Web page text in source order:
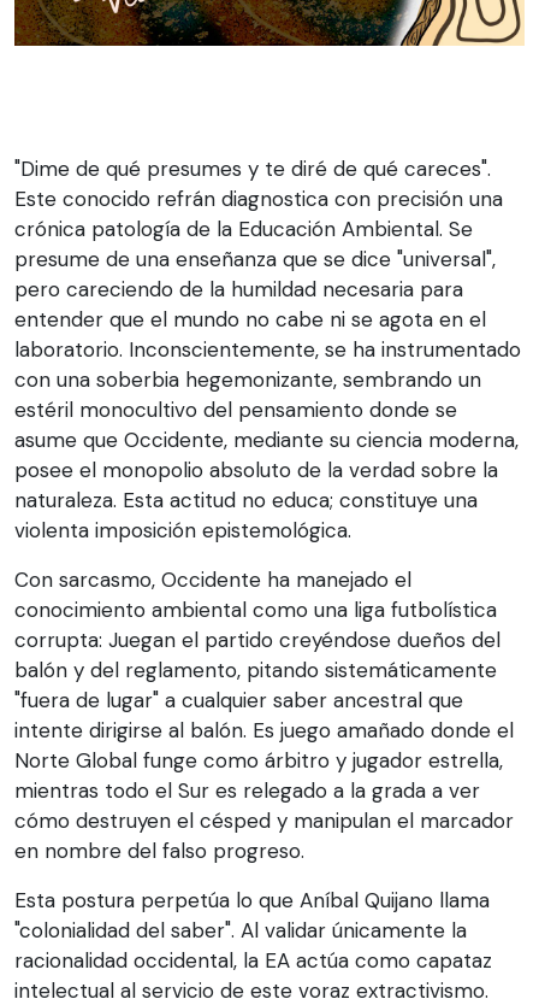
"Dime de qué presumes y te diré de qué careces".
Este conocido refrán diagnostica con precisión una
crónica patología de la Educación Ambiental. Se
presume de una enseñanza que se dice "universal",
pero careciendo de la humildad necesaria para
entender que el mundo no cabe ni se agota en el
laboratorio. Inconscientemente, se ha instrumentado
con una soberbia hegemonizante, sembrando un
estéril monocultivo del pensamiento donde se
asume que Occidente, mediante su ciencia moderna,
posee el monopolio absoluto de la verdad sobre la
naturaleza. Esta actitud no educa; constituye una
violenta imposición epistemológica.
Con sarcasmo, Occidente ha manejado el
conocimiento ambiental como una liga futbolística
corrupta: Juegan el partido creyéndose dueños del
balón y del reglamento, pitando sistemáticamente
"fuera de lugar" a cualquier saber ancestral que
intente dirigirse al balón. Es juego amañado donde el
Norte Global funge como árbitro y jugador estrella,
mientras todo el Sur es relegado a la grada a ver
cómo destruyen el césped y manipulan el marcador
en nombre del falso progreso.
Esta postura perpetúa lo que Aníbal Quijano llama
"colonialidad del saber". Al validar únicamente la
racionalidad occidental, la EA actúa como capataz
intelectual al servicio de este voraz extractivismo.